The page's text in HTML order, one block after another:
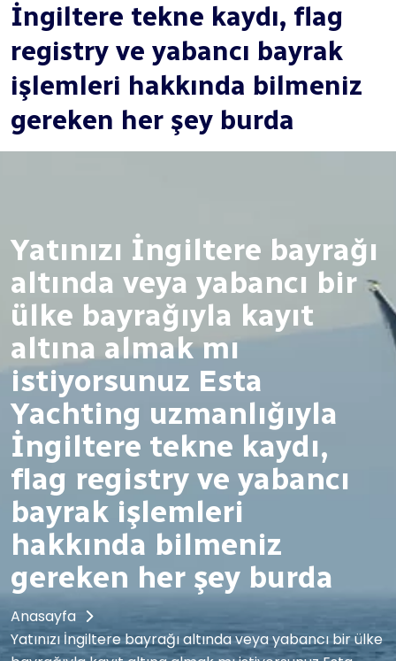
İngiltere tekne kaydı, flag
registry ve yabancı bayrak
işlemleri hakkında bilmeniz
gereken her şey burda
Yatınızı İngiltere bayrağı
altında veya yabancı bir
ülke bayrağıyla kayıt
altına almak mı
istiyorsunuz Esta
Yachting uzmanlığıyla
İngiltere tekne kaydı,
flag registry ve yabancı
bayrak işlemleri
hakkında bilmeniz
gereken her şey burda
Anasayfa
Yatınızı İngiltere bayrağı altında veya yabancı bir ülke